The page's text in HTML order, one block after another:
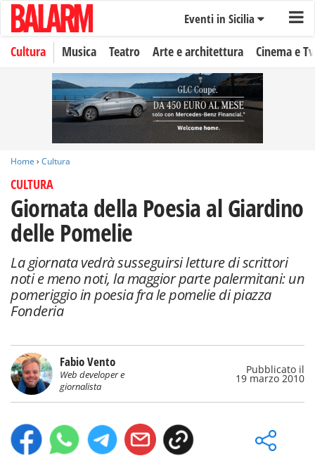
Eventi in Sicilia
Cultura Musica Teatro Arte e architettura Cinema e Tv
Home › Cultura
CULTURA
Giornata della Poesia al Giardino
delle Pomelie
La giornata vedrà susseguirsi letture di scrittori
noti e meno noti, la maggior parte palermitani: un
pomeriggio in poesia fra le pomelie di piazza
Fonderia
Fabio Vento
Web developer e
giornalista
Pubblicato il
19 marzo 2010